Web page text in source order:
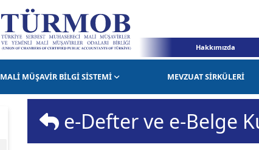
Hakkımızda
MALİ MÜŞAVİR BİLGİ SİSTEMİ MEVZUAT SİRKÜLERİ
e-Defter ve e-Belge